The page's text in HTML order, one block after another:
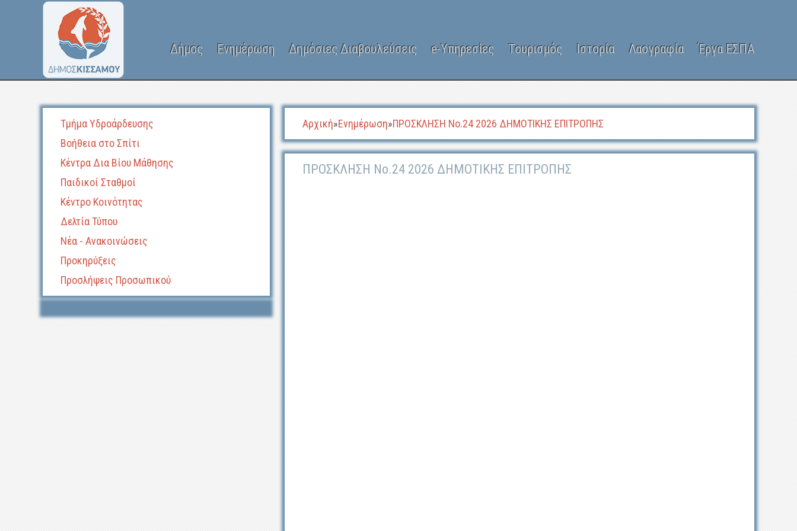
Δήμος Ενημέρωση Δημόσιες Διαβουλεύσεις e-Υπηρεσίες Τουρισμός Ιστορία Λαογραφία Έργα ΕΣΠΑ
Τμήμα Υδροάρδευσης
Βοήθεια στο Σπίτι
Κέντρα Δια Βίου Μάθησης
Παιδικοί Σταθμοί
Κέντρο Κοινότητας
Δελτία Τύπου
Νέα - Ανακοινώσεις
Προκηρύξεις
Προσλήψεις Προσωπικού
Αρχική»Ενημέρωση»ΠΡΟΣΚΛΗΣΗ Νο.24 2026 ΔΗΜΟΤΙΚΗΣ ΕΠΙΤΡΟΠΗΣ
ΠΡΟΣΚΛΗΣΗ Νο.24 2026 ΔΗΜΟΤΙΚΗΣ ΕΠΙΤΡΟΠΗΣ